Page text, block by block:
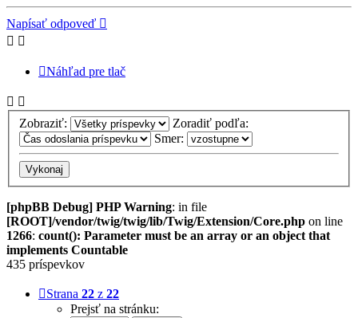
Napísať odpoveď
Náhľad pre tlač
Zobraziť:
Zoradiť podľa:
Smer:
[phpBB Debug] PHP Warning: in file
[ROOT]/vendor/twig/twig/lib/Twig/Extension/Core.php on line
1266: count(): Parameter must be an array or an object that
implements Countable
435 príspevkov
Strana 22 z 22
Prejsť na stránku: